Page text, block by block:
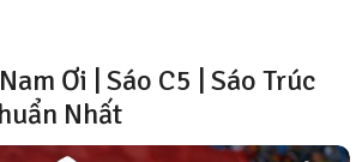
Ơi | Sáo C5 | Sáo Trúc
Nhất